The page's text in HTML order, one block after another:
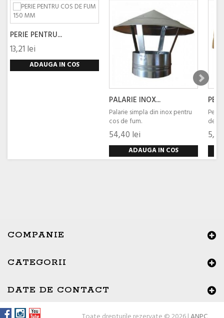
PERIE PENTRU...
13,21 lei
ADAUGA IN COS
PALARIE INOX...
Palarie simpla din inox pentru
cos de fum.
54,40 lei
ADAUGA IN COS
de la
COMPANIE
CATEGORII
DATE DE CONTACT
Buna ziua, Suntem aici sa va ajutam!